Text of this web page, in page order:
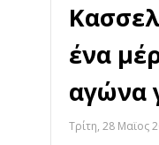
ένα
αγώνα
Τρίτη, 28 Μαϊος